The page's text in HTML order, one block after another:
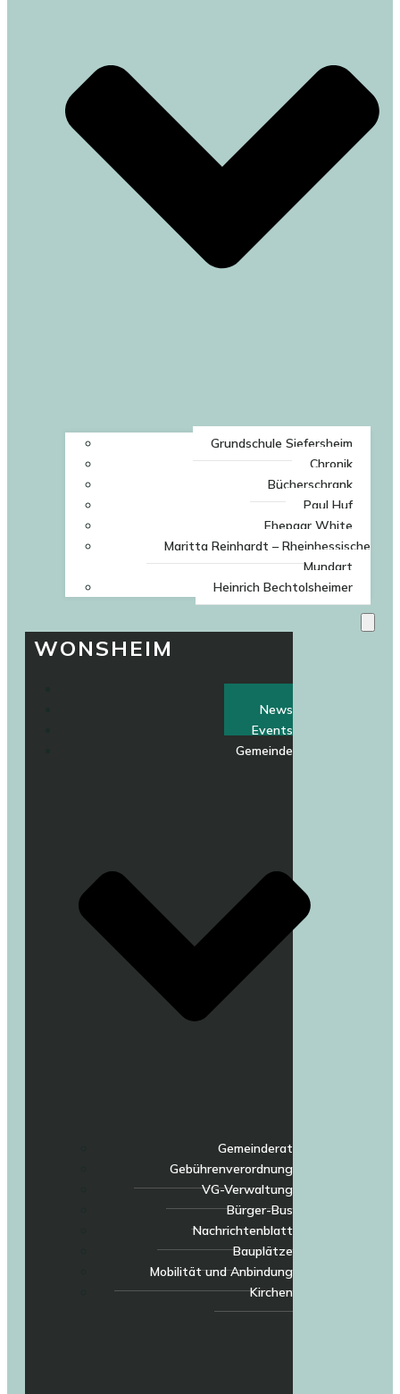
Grundschule Siefersheim
Chronik
Bücherschrank
Paul Huf
Ehepaar White
Maritta Reinhardt – Rheinhessische
Mundart
Heinrich Bechtolsheimer
WONSHEIM
Home
News
Events
Gemeinde
Gemeinderat
Gebührenverordnung
VG-Verwaltung
Bürger-Bus
Nachrichtenblatt
Bauplätze
Mobilität und Anbindung
Kirchen